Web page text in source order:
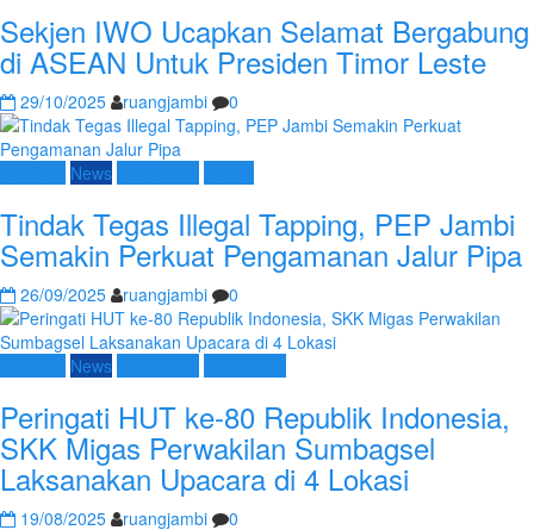
Sekjen IWO Ucapkan Selamat Bergabung
di ASEAN Untuk Presiden Timor Leste
29/10/2025 ruangjambi 0
News
Tindak Tegas Illegal Tapping, PEP Jambi
Semakin Perkuat Pengamanan Jalur Pipa
26/09/2025 ruangjambi 0
News
Peringati HUT ke-80 Republik Indonesia,
SKK Migas Perwakilan Sumbagsel
Laksanakan Upacara di 4 Lokasi
19/08/2025 ruangjambi 0